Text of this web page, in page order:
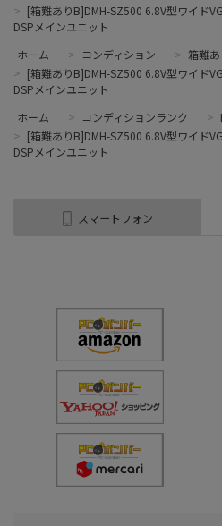
> [箱難ありB]DMH-SZ500 6.8V型ワイド
DSPメインユニット
ホーム
> コンディション > 箱難あ
> [箱難ありB]DMH-SZ500 6.8V型ワイド
DSPメインユニット
ホーム
> コンディションランク >
> [箱難ありB]DMH-SZ500 6.8V型ワイド
DSPメインユニット
スマートフォン